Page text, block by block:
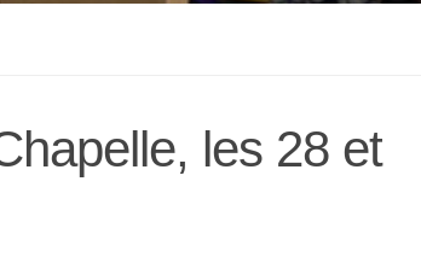
les 28 et